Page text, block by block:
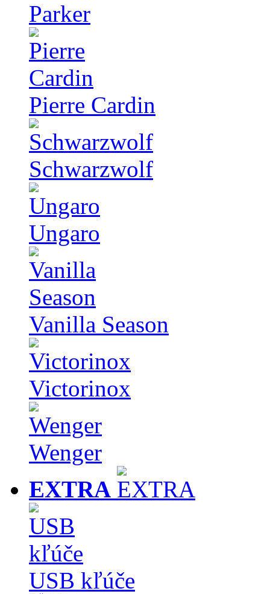
Parker
Pierre Cardin
Schwarzwolf
Ungaro
Vanilla Season
Victorinox
Wenger
EXTRA
USB kľúče